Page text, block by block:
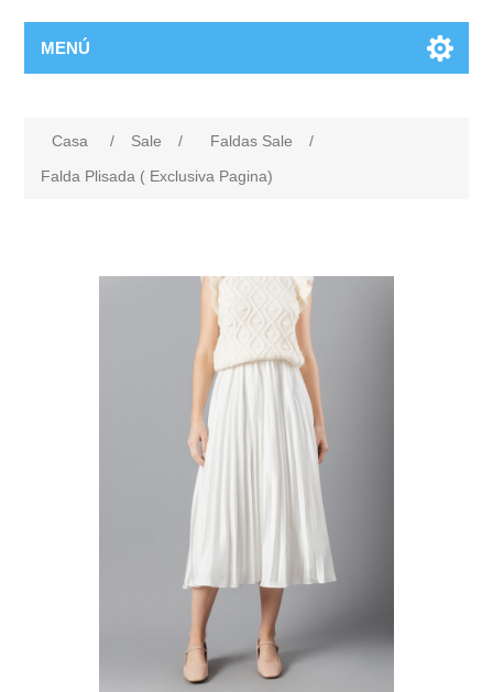
MENÚ
Casa / Sale / Faldas Sale
/
Falda Plisada ( Exclusiva Pagina)